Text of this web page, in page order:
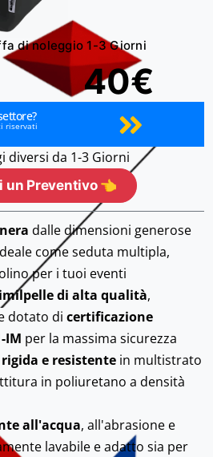
di noleggio 1-3 Giorni
40€
riservati
dalle dimensioni generose
come seduta multipla,
per i tuoi eventi
di alta qualità,
dotato dicertificazione
IM per la massima sicurezza
rigida e resistente in multistrato
in poliuretano a densità
all'acqua, all'abrasione e
lavabile e adatto sia per
diversi da 1-3 Giorni
un Preventivo 👈